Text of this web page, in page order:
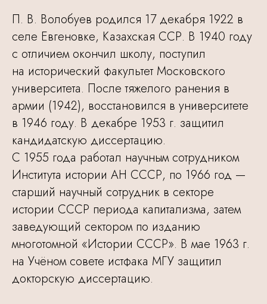
П. В. Волобуев родился 17 декабря 1922 в
селе Евгеновке, Казахская ССР. В 1940 году
с отличием окончил школу, поступил
на исторический факультет Московского
университета. После тяжелого ранения в
армии (1942), восстановился в университете
в 1946 году. В декабре 1953 г. защитил
кандидатскую диссертацию.
С 1955 года работал научным сотрудником
Института истории АН СССР, по 1966 год —
старший научный сотрудник в секторе
истории СССР периода капитализма, затем
заведующий сектором по изданию
многотомной «Истории СССР». В мае 1963 г.
на Учёном совете истфака МГУ защитил
докторскую диссертацию.